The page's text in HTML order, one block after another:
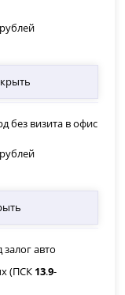
рублей
без визита в офис
рублей
авто
(ПСК 13.9-